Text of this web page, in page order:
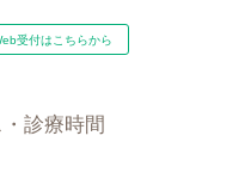
受付はこちらから
診療時間